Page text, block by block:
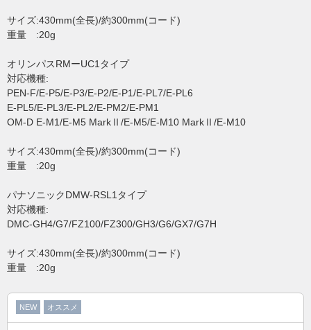
サイズ:430mm(全長)/約300mm(コード)
重量 :20g
オリンパスRMーUC1タイプ
対応機種:
PEN-F/E-P5/E-P3/E-P2/E-P1/E-PL7/E-PL6
E-PL5/E-PL3/E-PL2/E-PM2/E-PM1
OM-D E-M1/E-M5 MarkⅡ/E-M5/E-M10 MarkⅡ/E-M10
サイズ:430mm(全長)/約300mm(コード)
重量 :20g
パナソニックDMW-RSL1タイプ
対応機種:
DMC-GH4/G7/FZ100/FZ300/GH3/G6/GX7/G7H
サイズ:430mm(全長)/約300mm(コード)
重量 :20g
NEW オススメ